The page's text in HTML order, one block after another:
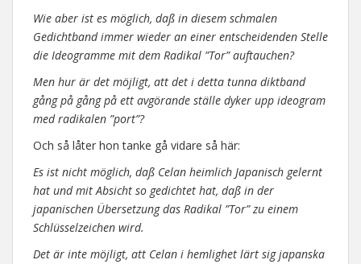
Wie aber ist es möglich, daß in diesem schmalen
Gedichtband immer wieder an einer entscheidenden Stelle
die Ideogramme mit dem Radikal ”Tor” auftauchen?
Men hur är det möjligt, att det i detta tunna diktband
gång på gång på ett avgörande ställe dyker upp ideogram
med radikalen ”port”?
Och så låter hon tanke gå vidare så här:
Es ist nicht möglich, daß Celan heimlich Japanisch gelernt
hat und mit Absicht so gedichtet hat, daß in der
japanischen Übersetzung das Radikal ”Tor” zu einem
Schlüsselzeichen wird.
Det är inte möjligt, att Celan i hemlighet lärt sig japanska